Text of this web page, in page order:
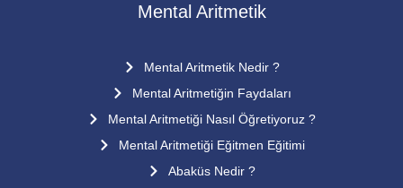
Mental Aritmetik
Mental Aritmetik Nedir ?
Mental Aritmetiğin Faydaları
Mental Aritmetiği Nasıl Öğretiyoruz ?
Mental Aritmetiği Eğitmen Eğitimi
Abaküs Nedir ?